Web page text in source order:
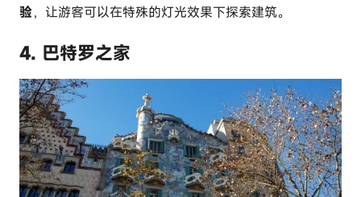
验，让游客可以在特殊的灯光效果下探索建筑。
4. 巴特罗之家